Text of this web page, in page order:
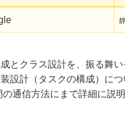
とクラス設計を、振る舞
設計（タスクの構成）につ
通信方法にまで詳細に説